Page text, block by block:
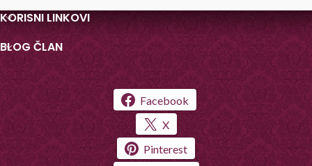
KORISNI LINKOVI
BLOG ČLAN
Facebook
X
Pinterest